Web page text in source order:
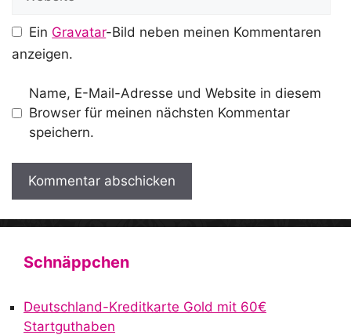
Ein Gravatar-Bild neben meinen Kommentaren
anzeigen.
Name, E-Mail-Adresse und Website in diesem
Browser für meinen nächsten Kommentar
speichern.
A
n
Schnäppchen
Deutschland-Kreditkarte Gold mit 60€
Startguthaben